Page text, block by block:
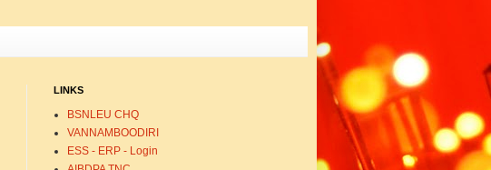
LINKS
BSNLEU CHQ
VANNAMBOODIRI
ESS - ERP - Login